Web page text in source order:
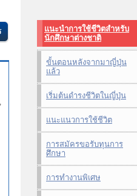
แนะนำการใช้ชีวิตสำหรับ
นักศึกษาต่างชาติ
ขั้นตอนหลังจากมาญี่ปุ่น
แล้ว
เริ่มต้นดำรงชีวิตในญี่ปุ่น
แนะแนวการใช้ชีวิต
การสมัครขอรับทุนการ
ศึกษา
การทำงานพิเศษ